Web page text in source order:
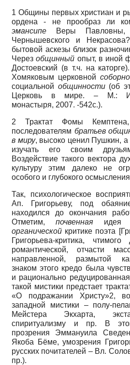
1 Общины первых христиан и
ордена - не прообраз ли
эмансипе Веры Павловны,
Чернышевского и
бытовой аскезы близок
Черезобщинный опыт, в иной
Достоевский (в т.ч. на
Хомяковым церковной
социальной общинности(об
Церковь в мире. – М.:
монастыря, 2007. -542с.).
2 Трактат Фомы Кемптена,
последователям братьев
в миру, высоко ценил Пушкин, а
изучать его своим
Воздействие такого вектора
культуру этим далеко не
особого и глубокого
Так, психологическое
Ап. Григорьеву, под
находился до окончания
Отметим, почвенная идея
органической критике поэта [
Григорьева-критика,
романтической, отчасти
направленной, размытой
знаком этого кредо была
и рационально редуцированная
такой мистики предстает
«О подражании Христу»2,
западной мистики – полу-
Мейстера Экхарта,
спиритуализму и пр. В
прозрения Эммануила
Якоба Бёме, умозрения
русских почитателей – Вл.
пр.).